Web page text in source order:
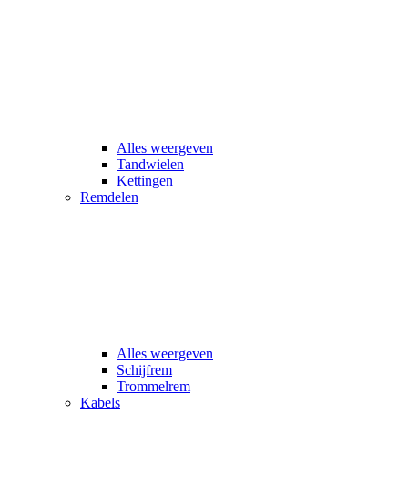
Alles weergeven
Tandwielen
Kettingen
Remdelen
Alles weergeven
Schijfrem
Trommelrem
Kabels